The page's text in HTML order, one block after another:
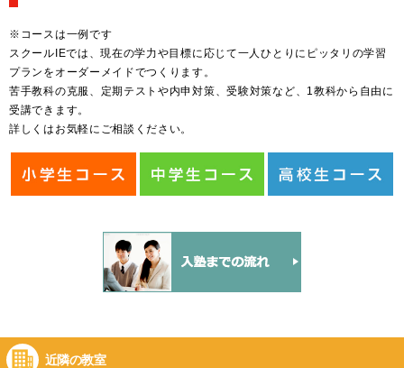
※コースは一例です
スクールIEでは、現在の学力や目標に応じて一人ひとりにピッタリの学習
プランをオーダーメイドでつくります。
苦手教科の克服、定期テストや内申対策、受験対策など、1教科から自由に
受講できます。
詳しくはお気軽にご相談ください。
近隣の教室